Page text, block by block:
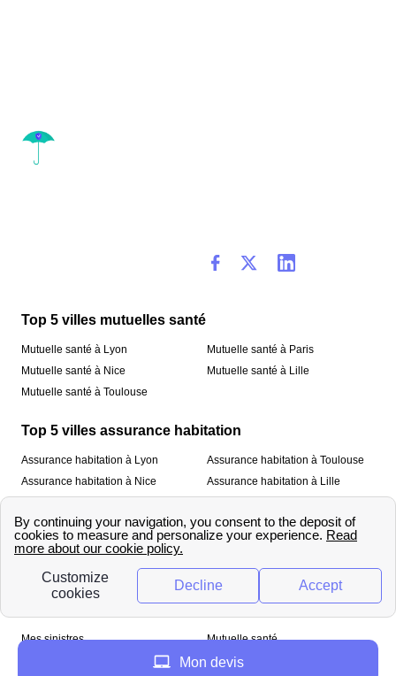
Top 5 villes mutuelles santé
Mutuelle santé à Lyon
Mutuelle santé à Nice
Mutuelle santé à Toulouse
Mutuelle santé à Paris
Mutuelle santé à Lille
Top 5 villes assurance habitation
Assurance habitation à Lyon
Assurance habitation à Nice
Assurance habitation à Toulouse
Assurance habitation à Lille
À propos
Qui sommes-nous ? Mentions légales
Mes sinistres
Mutuelle santé
Mon devis